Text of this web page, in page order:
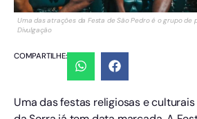
Uma das atrações da Festa de São Pedro é o grupo de
Divulgação
COMPARTILHE:
Uma das festas religiosas e